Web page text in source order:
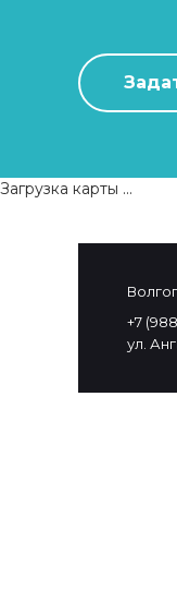
+7
ул.
Загрузка карты ...